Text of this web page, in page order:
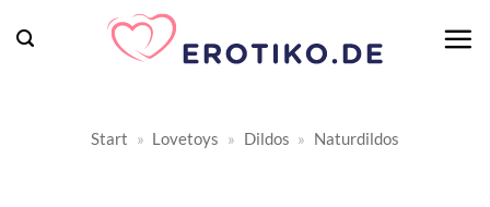
Inhalt
Start » Lovetoys » Dildos » Naturdildos